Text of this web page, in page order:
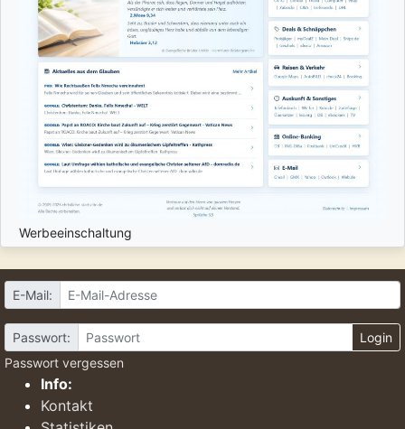
Werbeeinschaltung
E-Mail:
Passwort:
Login
Passwort vergessen
Info:
Kontakt